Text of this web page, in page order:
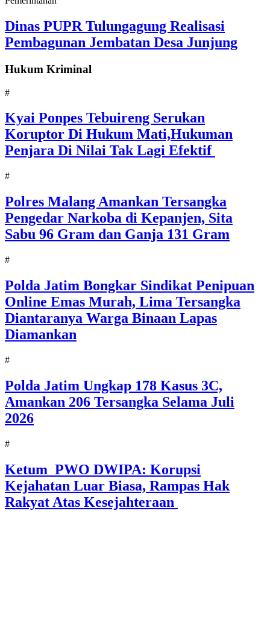
Dinas PUPR Tulungagung Realisasi
Pembagunan Jembatan Desa Junjung
Hukum Kriminal
#
Kyai Ponpes Tebuireng Serukan
Koruptor Di Hukum Mati,Hukuman
Penjara Di Nilai Tak Lagi Efektif
#
Polres Malang Amankan Tersangka
Pengedar Narkoba di Kepanjen, Sita
Sabu 96 Gram dan Ganja 131 Gram
#
Polda Jatim Bongkar Sindikat Penipuan
Online Emas Murah, Lima Tersangka
Diantaranya Warga Binaan Lapas
Diamankan
#
Polda Jatim Ungkap 178 Kasus 3C,
Amankan 206 Tersangka Selama Juli
2026
#
Ketum PWO DWIPA: Korupsi
Kejahatan Luar Biasa, Rampas Hak
Rakyat Atas Kesejahteraan